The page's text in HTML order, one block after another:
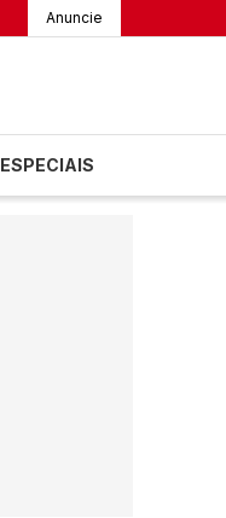
Anuncie
ESPECIAIS